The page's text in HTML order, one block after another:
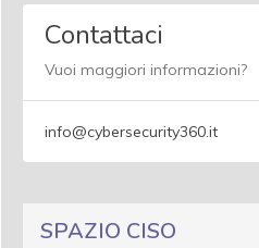
Contattaci
Vuoi maggiori informazioni?
info@cybersecurity360.it
SPAZIO CISO